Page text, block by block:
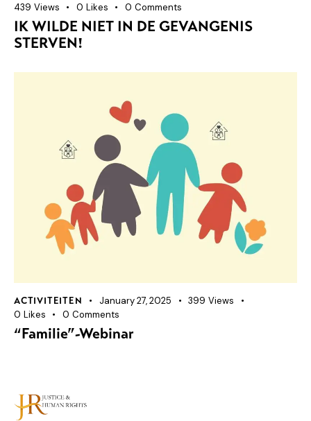
439 Views 0 Likes 0 Comments
IK WILDE NIET IN DE GEVANGENIS
STERVEN!
ACTIVITEITEN January 27, 2025 399 Views
0 Likes 0 Comments
“Familie”-Webinar